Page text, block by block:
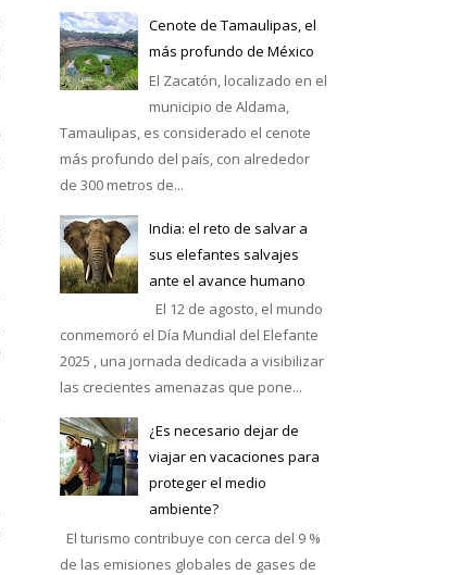
Cenote de Tamaulipas, el
más profundo de México
El Zacatón, localizado en el
municipio de Aldama,
Tamaulipas, es considerado el cenote
más profundo del país, con alrededor
de 300 metros de...
India: el reto de salvar a
sus elefantes salvajes
ante el avance humano
El 12 de agosto, el mundo
conmemoró el Día Mundial del Elefante
2025 , una jornada dedicada a visibilizar
las crecientes amenazas que pone...
¿Es necesario dejar de
viajar en vacaciones para
proteger el medio
ambiente?
El turismo contribuye con cerca del 9 %
de las emisiones globales de gases de